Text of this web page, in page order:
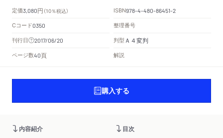
定価3,080円 （10％税込） ISBN978-4-480-86451-2
Cコード0350
整理番号
刊行日
2017/06/20 判型 Ａ４変判
ページ数40頁 解説
購入する
内容紹介 目次